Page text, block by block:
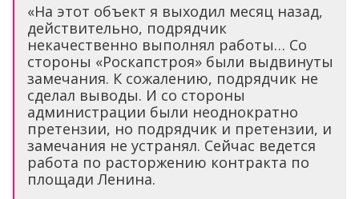
«На этот объект я выходил месяц назад,
действительно, подрядчик
некачественно выполнял работы… Со
стороны «Роскапстроя» были выдвинуты
замечания. К сожалению, подрядчик не
сделал выводы. И со стороны
администрации были неоднократно
претензии, но подрядчик и претензии, и
замечания не устранял. Сейчас ведется
работа по расторжению контракта по
площади Ленина.